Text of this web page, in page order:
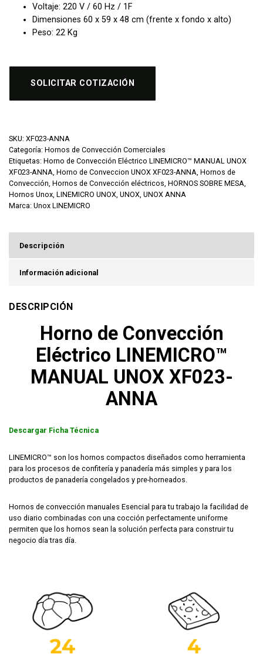
Voltaje: 220 V / 60 Hz / 1F
Dimensiones 60 x 59 x 48 cm (frente x fondo x alto)
Peso: 22 Kg
SOLICITAR COTIZACIÓN
SKU: XF023-ANNA
Categoría: Hornos de Convección Comerciales
Etiquetas: Horno de Convección Eléctrico LINEMICRO™ MANUAL UNOX
XF023-ANNA, Horno de Conveccion UNOX XF023-ANNA, Hornos de
Convección, Hornos de Convección eléctricos, HORNOS SOBRE MESA,
Hornos Unox, LINEMICRO UNOX, UNOX, UNOX ANNA
Marca: Unox LINEMICRO
Descripción
Información adicional
DESCRIPCIÓN
Horno de Convección
Eléctrico LINEMICRO™
MANUAL UNOX XF023-
ANNA
Descargar Ficha Técnica
LINEMICRO™ son los hornos compactos diseñados como herramienta
para los procesos de confitería y panadería más simples y para los
productos de panadería congelados y pre-horneados.
Hornos de convección manuales Esencial para tu trabajo la facilidad de
uso diario combinadas con una cocción perfectamente uniforme
permiten que los hornos sean la solución perfecta para construir tu
negocio día tras día.